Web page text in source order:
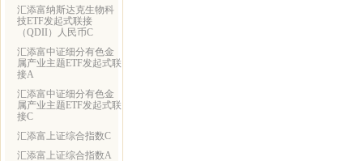
汇添富纳斯达克生物科
技ETF发起式联接
（QDII）人民币C
汇添富中证细分有色金
属产业主题ETF发起式联
接A
汇添富中证细分有色金
属产业主题ETF发起式联
接C
汇添富上证综合指数C
汇添富上证综合指数A